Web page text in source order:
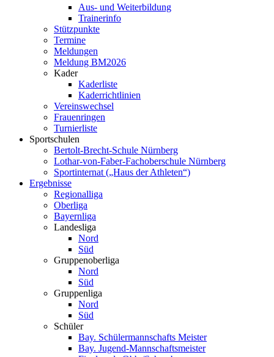
Aus- und Weiterbildung
Trainerinfo
Stützpunkte
Termine
Meldungen
Meldung BM2026
Kader
Kaderliste
Kaderrichtlinien
Vereinswechsel
Frauenringen
Turnierliste
Sportschulen
Bertolt-Brecht-Schule Nürnberg
Lothar-von-Faber-Fachoberschule Nürnberg
Sportinternat („Haus der Athleten“)
Ergebnisse
Regionalliga
Oberliga
Bayernliga
Landesliga
Nord
Süd
Gruppenoberliga
Nord
Süd
Gruppenliga
Nord
Süd
Schüler
Bay. Schülermannschafts Meister
Bay. Jugend-Mannschaftsmeister